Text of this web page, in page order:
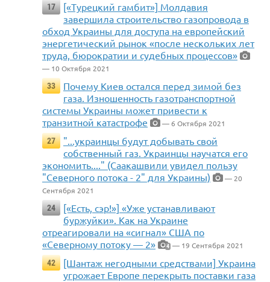
17
[«Турецкий гамбит»] Молдавия
завершила строительство газопровода в
обход Украины для доступа на европейский
энергетический рынок «после нескольких лет
труда, бюрократии и судебных процессов»
— 10 Октября 2021
33
Почему Киев остался перед зимой без
газа. Изношенность газотранспортной
системы Украины может привести к
транзитной катастрофе
— 6 Октября 2021
27
"...украинцы будут добывать свой
собственный газ. Украинцы научатся его
экономить...." (Саакашвили увидел пользу
"Северного потока - 2" для Украины)
— 20
Сентября 2021
24
[«Есть, сэр!»] «Уже устанавливают
буржуйки». Как на Украине
отреагировали на «сигнал» США по
«Северному потоку — 2»
4 — 19 Сентября 2021
42
[Шантаж негодными средствами] Украина
угрожает Европе перекрыть поставки газа